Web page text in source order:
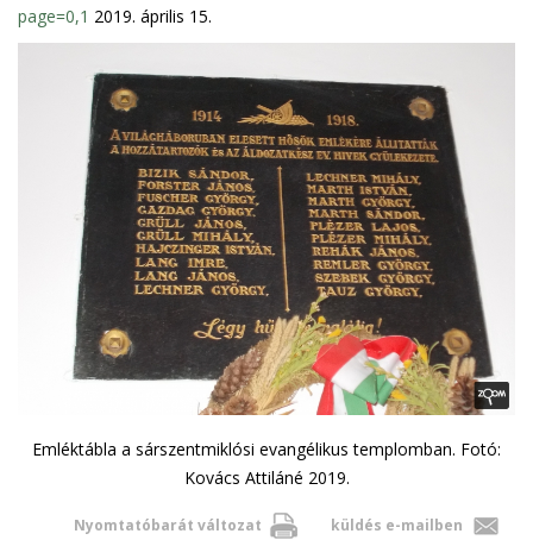
page=0,1 2019. április 15.
Emléktábla a sárszentmiklósi evangélikus templomban. Fotó:
Kovács Attiláné 2019.
Nyomtatóbarát változat küldés e-mailben